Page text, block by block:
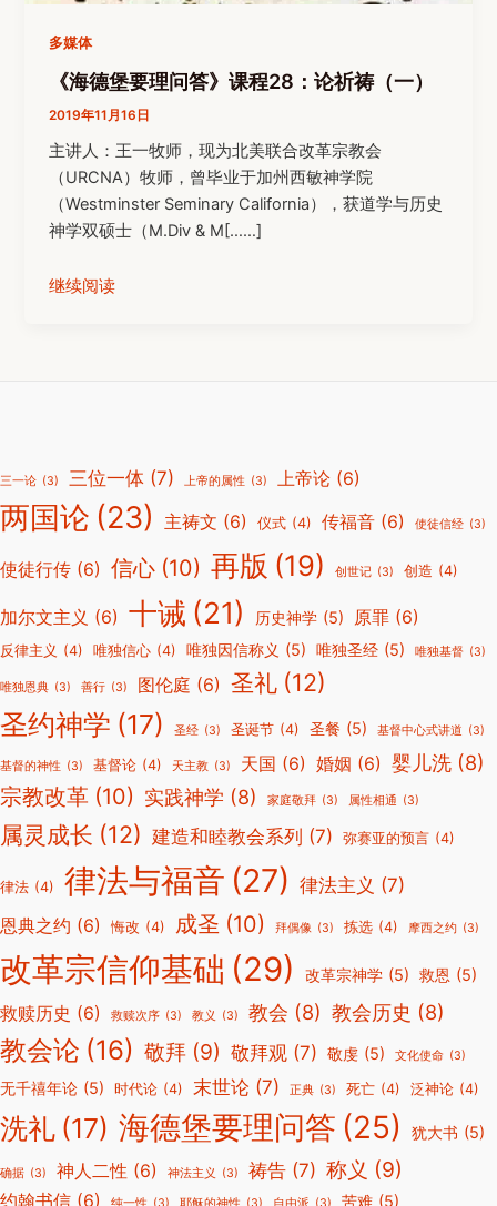
多媒体
《海德堡要理问答》课程28：论祈祷（一）
2019年11月16日
主讲人：王一牧师，现为北美联合改革宗教会
（URCNA）牧师，曾毕业于加州西敏神学院
（Westminster Seminary California），获道学与历史
神学双硕士（M.Div & M[……]
继续阅读
三一论 (3) 三位一体 (7) 上帝的属性 (3) 上帝论 (6)
两国论 (23) 主祷文 (6) 仪式 (4) 传福音 (6) 使徒信经 (3)
使徒行传 (6) 信心 (10) 再版 (19) 创世记 (3) 创造 (4)
加尔文主义 (6) 十诫 (21) 历史神学 (5) 原罪 (6)
反律主义 (4) 唯独信心 (4) 唯独因信称义 (5) 唯独圣经 (5) 唯独基督 (3)
唯独恩典 (3) 善行 (3) 图伦庭 (6) 圣礼 (12)
圣约神学 (17) 圣经 (3) 圣诞节 (4) 圣餐 (5) 基督中心式讲道 (3)
基督的神性 (3) 基督论 (4) 天主教 (3) 天国 (6) 婚姻 (6) 婴儿洗 (8)
宗教改革 (10) 实践神学 (8) 家庭敬拜 (3) 属性相通 (3)
属灵成长 (12) 建造和睦教会系列 (7) 弥赛亚的预言 (4)
律法 (4) 律法与福音 (27) 律法主义 (7)
恩典之约 (6) 悔改 (4) 成圣 (10) 拜偶像 (3) 拣选 (4) 摩西之约 (3)
改革宗信仰基础 (29) 改革宗神学 (5) 救恩 (5)
救赎历史 (6) 救赎次序 (3) 教义 (3) 教会 (8) 教会历史 (8)
教会论 (16) 敬拜 (9) 敬拜观 (7) 敬虔 (5) 文化使命 (3)
无千禧年论 (5) 时代论 (4) 末世论 (7) 正典 (3) 死亡 (4) 泛神论 (4)
洗礼 (17) 海德堡要理问答 (25) 犹大书 (5)
确据 (3) 神人二性 (6) 神法主义 (3) 祷告 (7) 称义 (9)
约翰书信 (6) 苦难 (5)